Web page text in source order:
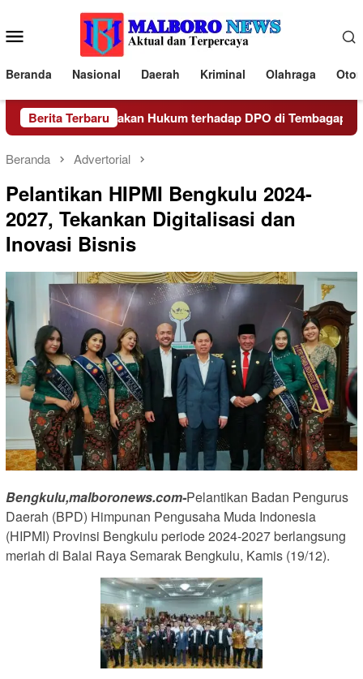
konten
Menu
Mobile
Beranda Nasional Daerah Kriminal Olahraga
Berita Terbaru
Penegakan Hukum terhadap DPO di Tembagapura
Beranda Advertorial
Pelantikan HIPMI Bengkulu 2024-
2027, Tekankan Digitalisasi dan
Inovasi Bisnis
Bengkulu,malboronews.com-Pelantikan Badan Pengurus
Daerah (BPD) Himpunan Pengusaha Muda Indonesia
(HIPMI) Provinsi Bengkulu periode 2024-2027 berlangsung
meriah di Balai Raya Semarak Bengkulu, Kamis (19/12).